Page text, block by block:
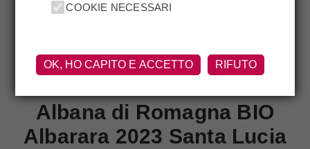
SANTA LUCIA
Albana di Romagna BIO
Albarara 2023 Santa Lucia
COOKIE NECESSARI
OK, HO CAPITO E ACCETTO RIFUTO